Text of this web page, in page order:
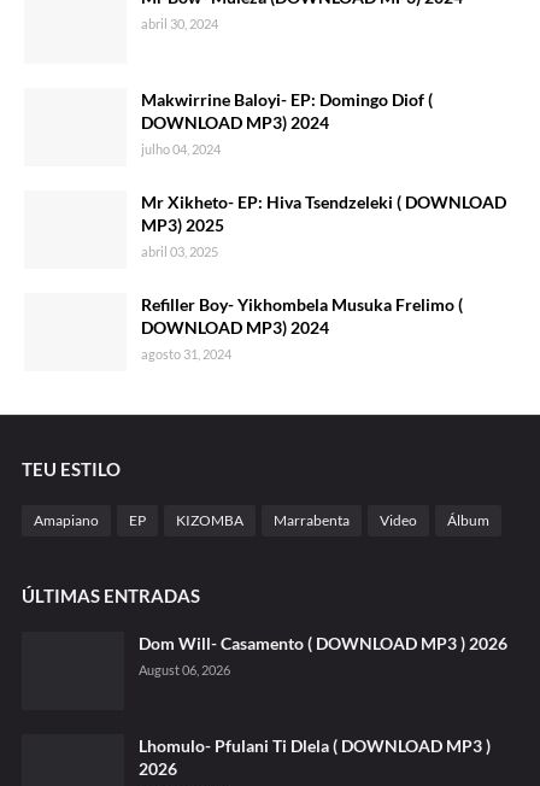
abril 30, 2024
Makwirrine Baloyi- EP: Domingo Diof (
DOWNLOAD MP3) 2024
julho 04, 2024
Mr Xikheto- EP: Hiva Tsendzeleki ( DOWNLOAD
MP3) 2025
abril 03, 2025
Refiller Boy- Yikhombela Musuka Frelimo (
DOWNLOAD MP3) 2024
agosto 31, 2024
TEU ESTILO
Amapiano EP KIZOMBA Marrabenta Video Álbum
ÚLTIMAS ENTRADAS
Dom Will- Casamento ( DOWNLOAD MP3 ) 2026
August 06, 2026
Lhomulo- Pfulani Ti Dlela ( DOWNLOAD MP3 )
2026